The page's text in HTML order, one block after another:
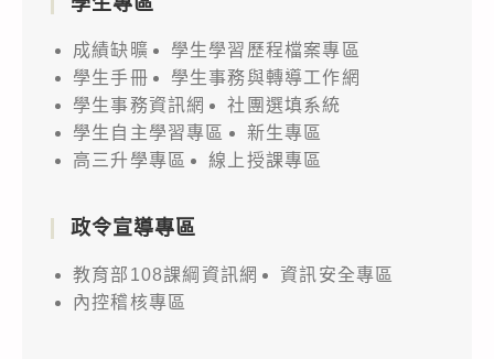
成績缺曠
學生學習歷程檔案專區
學生手冊
學生事務與轉導工作網
學生事務資訊網
社團選填系統
學生自主學習專區
新生專區
高三升學專區
線上授課專區
政令宣導專區
教育部108課綱資訊網
資訊安全專區
內控稽核專區